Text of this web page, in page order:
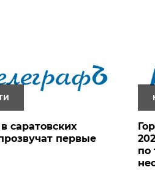
саратовских
первые
по